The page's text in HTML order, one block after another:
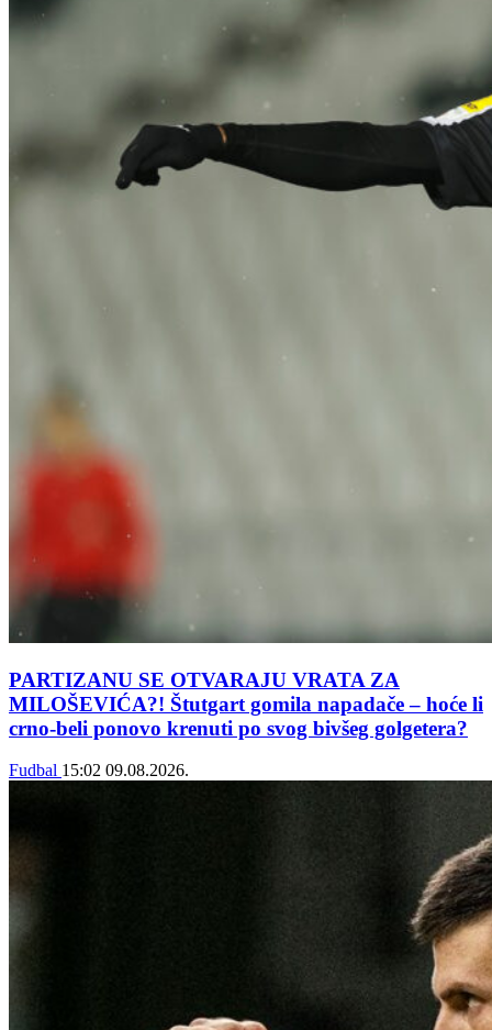
PARTIZANU SE OTVARAJU VRATA ZA
MILOŠEVIĆA?! Štutgart gomila napadače – hoće li
crno-beli ponovo krenuti po svog bivšeg golgetera?
Fudbal 15:02 09.08.2026.